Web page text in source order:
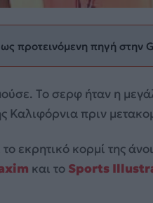
προτεινόμενη πηγή στην
Το σερφ ήταν η
Καλιφόρνια πριν
εκρητικό κορμί της
και το Sports